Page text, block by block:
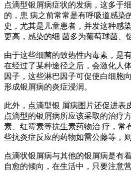
点滴型银屑病症状的发病，这多于
的，患 病之前常常是有呼吸道感染
史，尤其是儿童患者，并发这种感
更高，感染的细 菌多为葡萄球菌、
由于这些细菌的致热性内毒素，是
在经过了某种途径之后，会激化人
因子，这些淋巴因子可促使白细胞
形成银屑病的炎症浸润。
此外，点滴型银 屑病图片还促进表
点滴型的银屑病所应该采取的治疗
素、红霉素等抗生素药物治 疗，常
些抗炎症反应的药物如雷公藤等，
点滴状银屑病与其他的银屑病是有
自愈的倾向，在生活中，只要注意